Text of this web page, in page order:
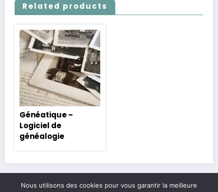
Related products
Généatique –
Logiciel de
généalogie
Nous utilisons des cookies pour vous garantir la meilleure